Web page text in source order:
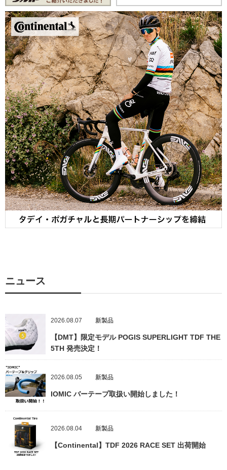
ニュース
2026.08.07 新製品
【DMT】限定モデル POGIS SUPERLIGHT TDF THE
5TH 発売決定！
2026.08.05 新製品
IOMIC バーテープ取扱い開始しました！
2026.08.04 新製品
【Continental】TDF 2026 RACE SET 出荷開始